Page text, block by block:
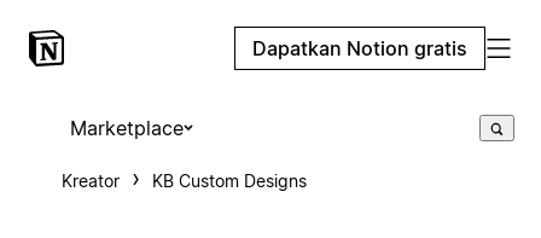
Dapatkan Notion gratis
Marketplace
Kreator KB Custom Designs